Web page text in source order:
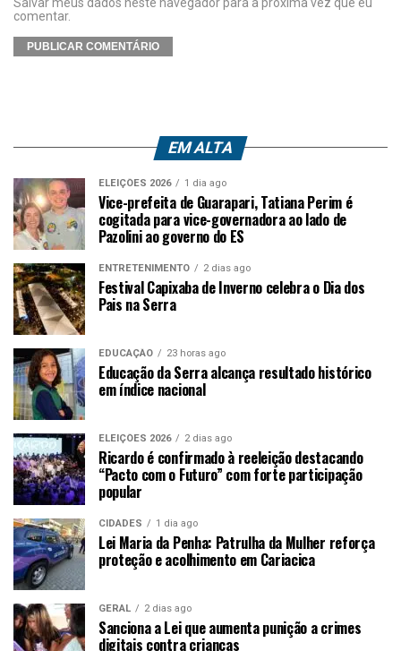
comentar.
EM ALTA
ELEIÇÕES 2026 1 dia ago
Vice-prefeita de Guarapari, Tatiana Perim é
cogitada para vice-governadora ao lado de
Pazolini ao governo do ES
ENTRETENIMENTO 2 dias ago
Festival Capixaba de Inverno celebra o Dia dos
Pais na Serra
EDUCAÇÃO 23 horas ago
Educação da Serra alcança resultado histórico
em índice nacional
ELEIÇÕES 2026 2 dias ago
Ricardo é confirmado à reeleição destacando
“Pacto com o Futuro” com forte participação
popular
CIDADES 1 dia ago
Lei Maria da Penha: Patrulha da Mulher reforça
proteção e acolhimento em Cariacica
GERAL 2 dias ago
Sanciona a Lei que aumenta punição a crimes
digitais contra crianças